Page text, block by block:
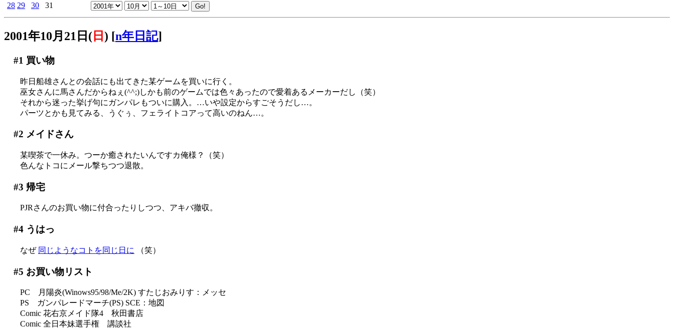
28 29 30 31
2001年10月21日( 日 ) [n年日記]
#1 買い物
昨日船雄さんとの会話にも出てきた某ゲームを買いに行く。
巫女さんに馬さんだからねぇ(^^;)しかも前のゲームでは色々あったので愛着あるメーカーだし（笑）
それから迷った挙げ句にガンパレもついに購入。…いや設定からすごそうだし…。
パーツとかも見てみる、うぐぅ、フェライトコアって高いのねん…。
#2 メイドさん
某喫茶で一休み。つーか癒されたいんですカ俺様？（笑）
色んなトコにメール撃ちつつ退散。
#3 帰宅
PJRさんのお買い物に付合ったりしつつ、アキバ撤収。
#4うはっ
なぜ 同じようなコトを同じ日に （笑）
#5 お買い物リスト
PC 月陽炎(Winows95/98/Me/2K) すたじおみりす：メッセ
PS ガンパレードマーチ(PS) SCE：地図
Comic 花右京メイド隊4 秋田書店
Comic 全日本妹選手権 講談社